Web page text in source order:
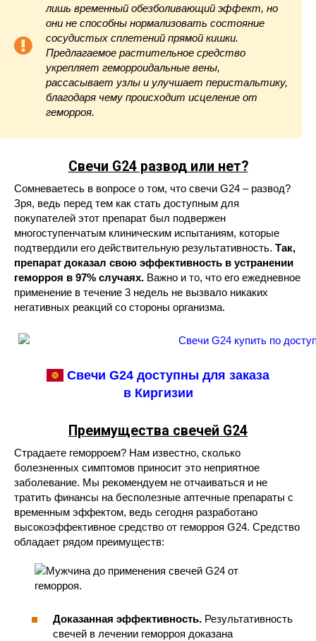
лишь временный обезболивающий эффект, но
они не способны нормализовать состояние
сосудистых сплетений прямой кишки.
Предлагаемое растительное средство
укрепляет геморроидальные вены,
рассасывает узлы и улучшает перистальтику,
благодаря чему происходит исцеление от
геморроя.
Свечи G24 развод или нет?
Сомневаетесь в вопросе о том, что свечи G24 – развод?
Зря, ведь перед тем как стать доступным для
покупателей этот препарат был подвержен
многоступенчатым клиническим испытаниям, которые
подтвердили его действительную результативность. Так,
препарат доказал свою эффективность в устранении
геморроя в 97% случаях. Важно и то, что его ежедневное
применение в течение 3 недель не вызвало никаких
негативных реакций со стороны организма.
Свечи G24 доступны для заказа
в Киргизии
Преимущества свечей G24
Страдаете геморроем? Нам известно, сколько
болезненных симптомов приносит это неприятное
заболевание. Мы рекомендуем не отчаиваться и не
тратить финансы на бесполезные аптечные препараты с
временным эффектом, ведь сегодня разработано
высокоэффективное средство от геморроя G24. Средство
обладает рядом преимуществ:
Доказанная эффективность. Результативность
свечей в лечении геморроя доказана